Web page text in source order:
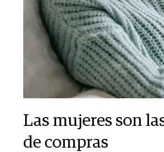
Las mujeres son
de compras